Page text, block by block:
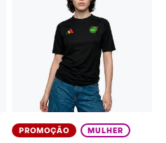
PROMOÇÃO MULHER